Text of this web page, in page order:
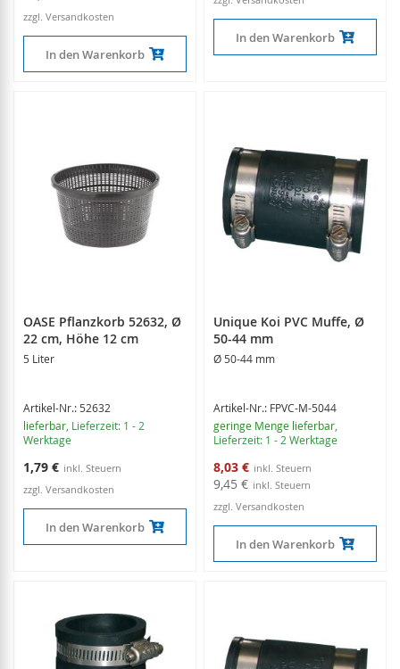
zzgl. Versandkosten
In den Warenkorb
In den Warenkorb
OASE Pflanzkorb 52632, Ø
22 cm, Höhe 12 cm
5 Liter
Artikel-Nr.: 52632
lieferbar , Lieferzeit: 1 - 2
Werktage
1,79 €
zzgl. Versandkosten
In den Warenkorb
Unique Koi PVC Muffe, Ø
50-44 mm
Ø 50-44 mm
Artikel-Nr.: FPVC-M-5044
geringe Menge lieferbar
Lieferzeit: 1 - 2 Werktage
Sonderangebot
8,03 €
9,45 €
zzgl. Versandkosten
In den Warenkorb